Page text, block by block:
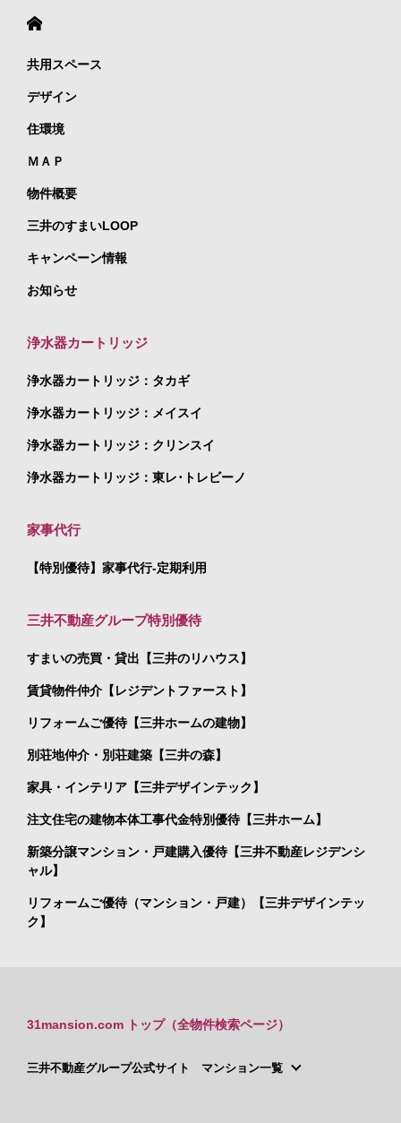
共用スペース
デザイン
住環境
ＭＡＰ
物件概要
三井のすまいLOOP
キャンペーン情報
お知らせ
浄水器カートリッジ
浄水器カートリッジ：タカギ
浄水器カートリッジ：メイスイ
浄水器カートリッジ：クリンスイ
浄水器カートリッジ：東レ･トレビーノ
家事代行
【特別優待】家事代行-定期利用
三井不動産グループ特別優待
すまいの売買・貸出【三井のリハウス】
賃貸物件仲介【レジデントファースト】
リフォームご優待【三井ホームの建物】
別荘地仲介・別荘建築【三井の森】
家具・インテリア【三井デザインテック】
注文住宅の建物本体工事代金特別優待【三井ホーム】
新築分譲マンション・戸建購入優待【三井不動産レジデンシ
ャル】
リフォームご優待（マンション・戸建）【三井デザインテッ
ク】
31mansion.com トップ（全物件検索ページ）
三井不動産グループ公式サイト マンション一覧